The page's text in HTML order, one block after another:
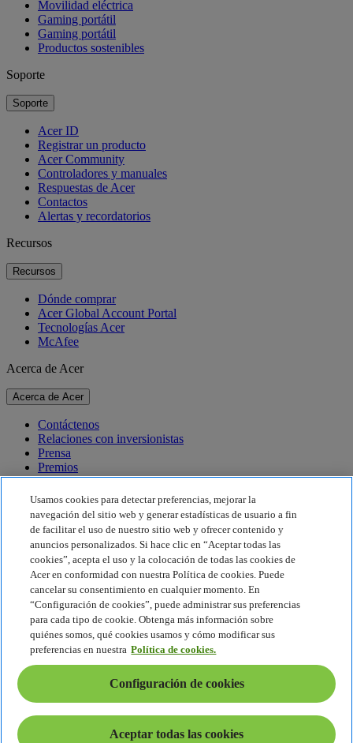
Movilidad eléctrica
Gaming portátil
Gaming portátil
Productos sostenibles
Soporte
Soporte
Acer ID
Registrar un producto
Acer Community
Controladores y manuales
Respuestas de Acer
Contactos
Alertas y recordatorios
Recursos
Recursos
Dónde comprar
Acer Global Account Portal
Tecnologías Acer
McAfee
Acerca de Acer
Acerca de Acer
Contáctenos
Relaciones con inversionistas
Prensa
Premios
Eventos
Sostenibilidad
Sostenibilidad
Responsabilidad social corporativa
Huella de carbono del producto
Proyecto Humanity
Earthion
Política de privacidad
Política de cookies
Aviso legal
Información legal adicional
Política de accesibilidad
Configuración de cookies
América Latina - Español
Usamos cookies para detectar preferencias, mejorar la
navegación del sitio web y generar estadísticas de usuario a fin
de facilitar el uso de nuestro sitio web y ofrecer contenido y
anuncios personalizados. Si hace clic en “Aceptar todas las
cookies”, acepta el uso y la colocación de todas las cookies de
Acer en conformidad con nuestra Política de cookies. Puede
cancelar su consentimiento en cualquier momento. En
“Configuración de cookies”, puede administrar sus preferencias
para cada tipo de cookie. Obtenga más información sobre
quiénes somos, qué cookies usamos y cómo modificar sus
preferencias en nuestra Política de cookies.
Configuración de cookies
Aceptar todas las cookies